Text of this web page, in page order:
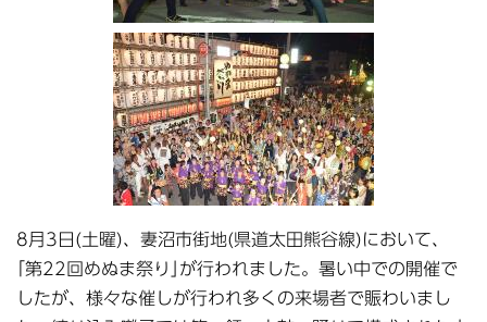
8月3日(土曜)、妻沼市街地(県道太田熊谷線)において、
｢第22回めぬま祭り｣が行われました。暑い中での開催で
したが、様々な催しが行われ多くの来場者で賑わいまし